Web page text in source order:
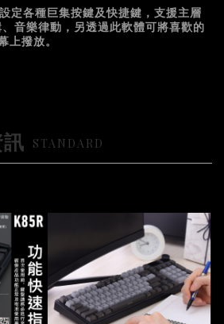
定各種巨集按鍵及快捷鍵，支援主層
音樂律動，另透過此軟體可將喜歡的
上撥放。
STANDARD